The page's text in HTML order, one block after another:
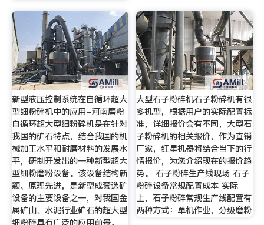
新型液压控制系统在自循环超大
型细粉碎机中的应用-河南磨粉
自循环超大型细粉碎机是在针对
我国的矿石特点，结合我国的机
械加工水平和耐磨材料的发展水
平，研制开发出的一种新型超大
型细粉磨粉设备。该设备结构新
颖、原理先进，是新型成套选矿
设备的主要设备之一，对我国金
属矿山、水泥行业矿石的超大型
细粉碎具有广泛的应用前景。
大型石子粉碎机石子粉碎机有很
多机型，根据用户的实际配置标
准，详细报价会有不同，大型石
子粉碎机的相关报价，作为直销
厂家，红星机器将结合当下的行
情报价，为您介绍现在的报价趋
势。 石子粉碎生产线现场 石子
粉碎设备常规配置成本 实际
上，石子粉碎常规生产线配置有
两种方式：单机作业，分级磨粉